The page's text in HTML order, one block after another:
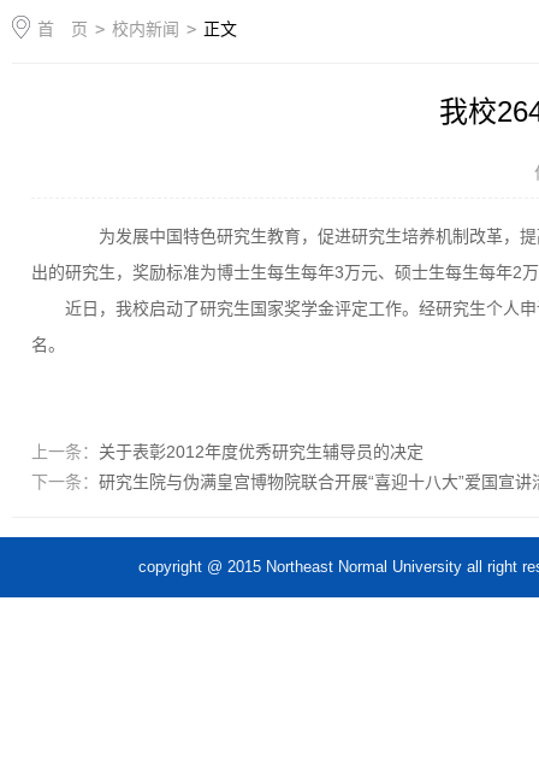
首 页 > 校内新闻 > 正文
我校
为发展中国特色研究生教育，促进研究生培养机制改革，提
出的研究生，奖励标准为博士生每生每年3万元、硕士生每生每年2
近日，我校启动了研究生国家奖学金评定工作。经研究生个人申
名。
上一条： 关于表彰2012年度优秀研究生辅导员的决定
下一条： 研究生院与伪满皇宫博物院联合开展“喜迎十八大”爱国宣讲
copyright @ 2015 Northeast Normal University all